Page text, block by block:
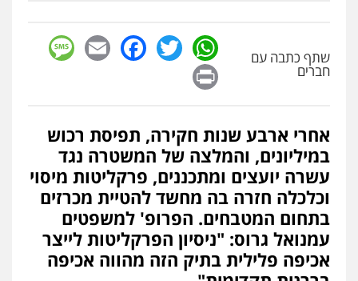
שתף כתבה עם
חברים
WhatsApp
Twitter
Facebook
Email
אחרי ארבע שנות חקירה, תפיסת רכוש
במיליונים, והמלצה של המשטרה נגד
עשרה יועצים ומתכננים, פרקליטות מיסוי
וכלכלה חזרה בה מחשד להטיית מכרזים
בתחום המטבחים. הפרופ' למשפטים
עמנואל גרוס: "ניסיון הפרקליטות לייצר
אכיפה פלילית בתיק הזה מהווה אכיפה